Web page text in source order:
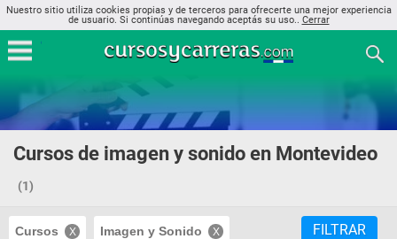
Nuestro sitio utiliza cookies propias y de terceros para ofrecerte una mejor experiencia
de usuario. Si continúas navegando aceptás su uso.. Cerrar
Cursos de imagen y sonido en Montevideo
(1)
Cursos Imagen y Sonido FILTRAR